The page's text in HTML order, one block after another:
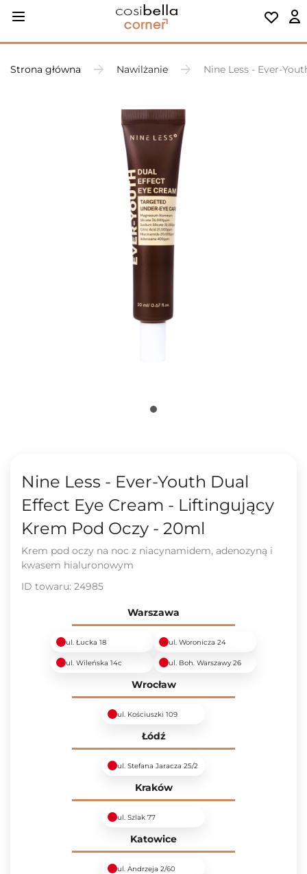
Strona główna Nawilżanie Nine Less - Ever-
Nine Less - Ever-Youth Dual
Effect Eye Cream - Liftingujący
Krem Pod Oczy - 20ml
Krem pod oczy na noc z niacynamidem, adenozyną i
kwasem hialuronowym
ID towaru: 24985
Warszawa
ul. Łucka 18 ul. Woronicza 24
ul. Wileńska 14c ul. Boh. Warszawy 26
Wrocław
ul. Kościuszki 109
Łódź
ul. Stefana Jaracza 25/2
Kraków
ul. Szlak 77
Katowice
ul. Andrzeja 2/60